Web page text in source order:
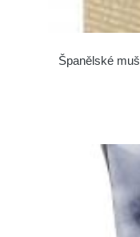
Španělské